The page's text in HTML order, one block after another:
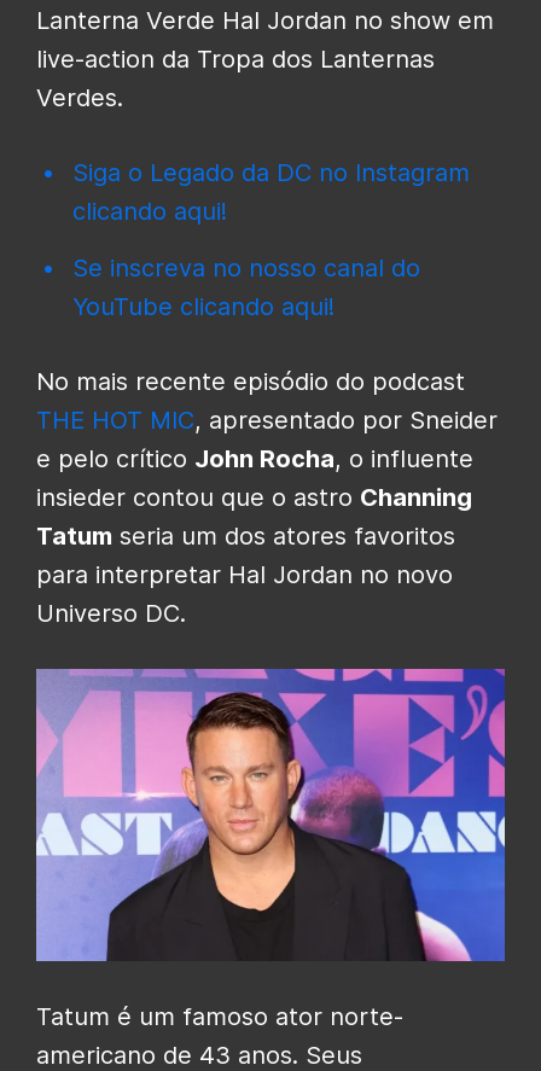
Lanterna Verde Hal Jordan no show em
live-action da Tropa dos Lanternas
Verdes.
Siga o Legado da DC no Instagram
clicando aqui!
Se inscreva no nosso canal do
YouTube clicando aqui!
No mais recente episódio do podcast
THE HOT MIC, apresentado por Sneider
e pelo crítico John Rocha, o influente
insieder contou que o astro Channing
Tatum seria um dos atores favoritos
para interpretar Hal Jordan no novo
Universo DC.
Tatum é um famoso ator norte-
americano de 43 anos. Seus